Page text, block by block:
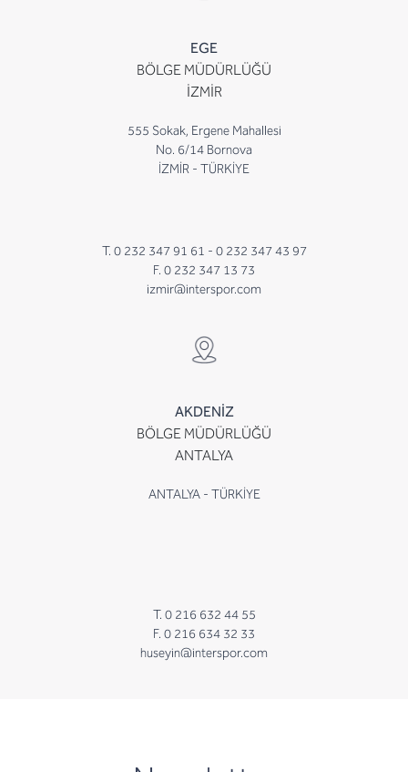
EGE
BÖLGE MÜDÜRLÜĞÜ
İZMİR
555 Sokak, Ergene Mahallesi
No. 6/14 Bornova
İZMİR - TÜRKİYE
T. 0 232 347 91 61 - 0 232 347 43 97
F. 0 232 347 13 73
izmir@interspor.com
AKDENİZ
BÖLGE MÜDÜRLÜĞÜ
ANTALYA
ANTALYA - TÜRKİYE
T. 0 216 632 44 55
F. 0 216 634 32 33
huseyin@interspor.com
newsletter